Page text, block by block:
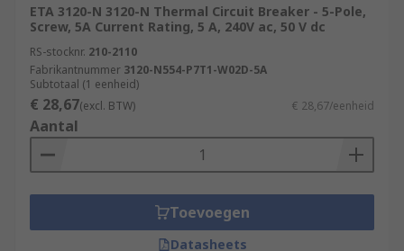
ETA 3120-N 3120-N Thermal Circuit Breaker - 5-Pole,
Screw, 5A Current Rating, 5 A, 240V ac, 50 V dc
RS-stocknr. 210-2110
Fabrikantnummer 3120-N554-P7T1-W02D-5A
Subtotaal (1 eenheid)
€ 28,67(excl. BTW) € 28,67/eenheid
Aantal
Toevoegen
Datasheets